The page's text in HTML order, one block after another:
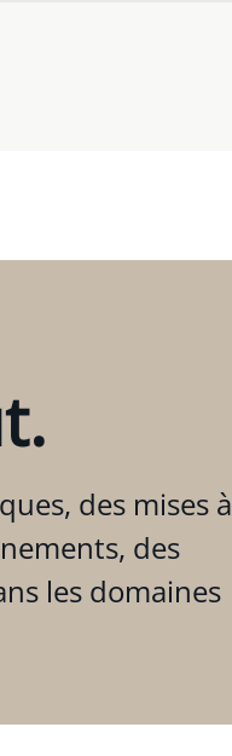
des mises à
des
les domaines